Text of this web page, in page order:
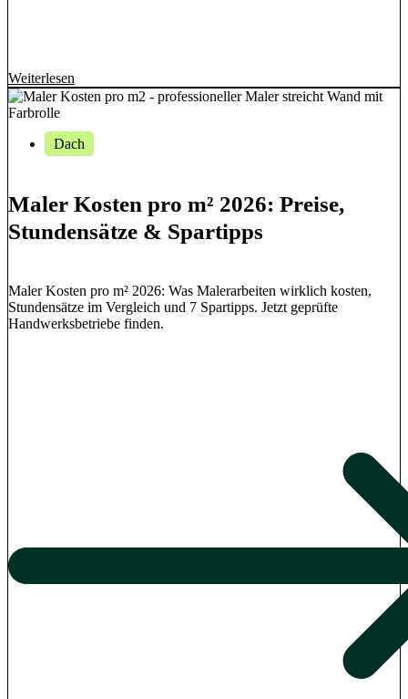
Weiterlesen
Dach
Maler Kosten pro m² 2026: Preise,
Stundensätze & Spartipps
Maler Kosten pro m² 2026: Was Malerarbeiten wirklich kosten,
Stundensätze im Vergleich und 7 Spartipps. Jetzt geprüfte
Handwerksbetriebe finden.